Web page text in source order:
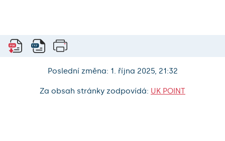
Poslední změna: 1. října 2025, 21:32
Za obsah stránky zodpovídá: UK POINT